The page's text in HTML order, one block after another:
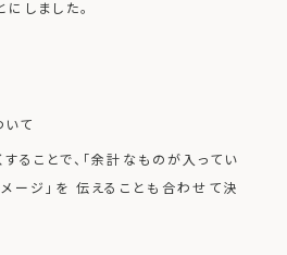
しました。
いて
ることで、「余計なものが入ってい
ージ」を 伝えることも合わせて決